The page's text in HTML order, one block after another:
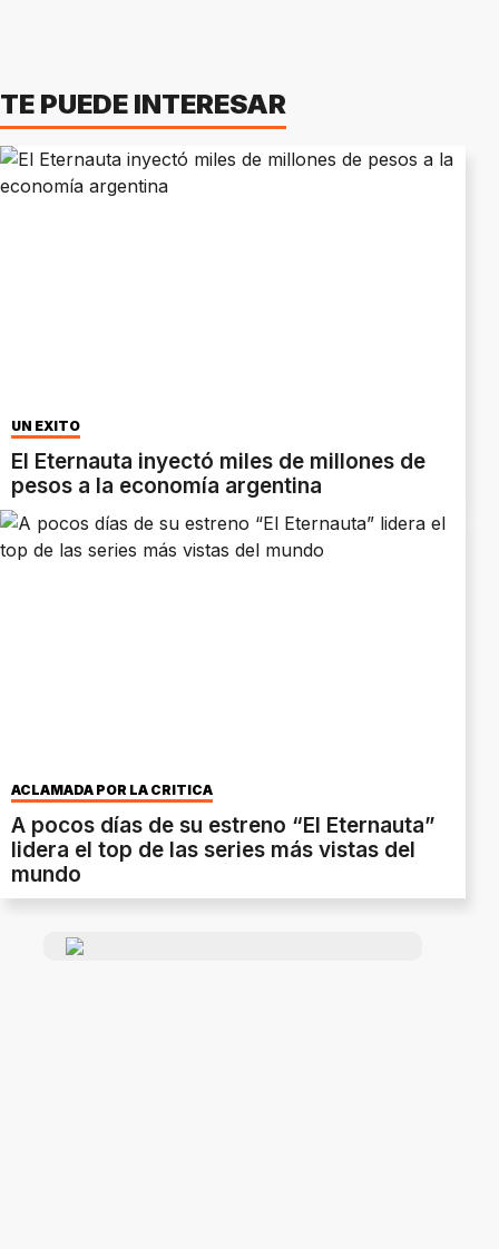
TE PUEDE INTERESAR
UN ÉXITO
El Eternauta inyectó miles de millones de
pesos a la economía argentina
ACLAMADA POR LA CRÍTICA
A pocos días de su estreno “El Eternauta”
lidera el top de las series más vistas del
mundo